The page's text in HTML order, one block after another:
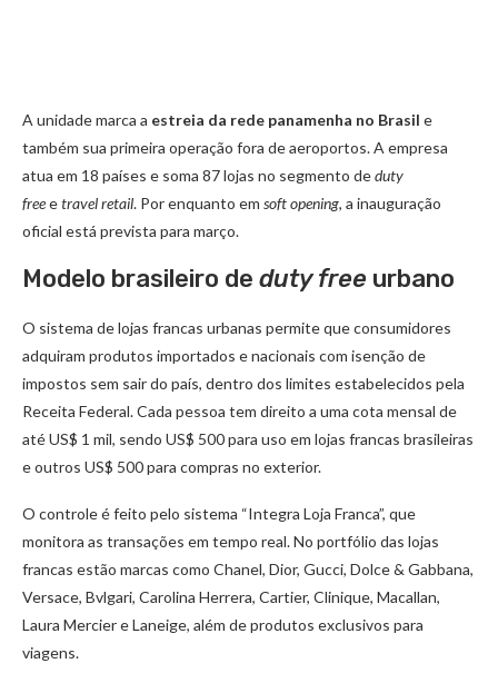
A unidade marca a estreia da rede panamenha no Brasil e
também sua primeira operação fora de aeroportos. A empresa
atua em 18 países e soma 87 lojas no segmento deduty
freeetravel retail. Por enquanto em soft opening, a inauguração
oficial está prevista para março.
Modelo brasileiro de duty free urbano
O sistema de lojas francas urbanas permite que consumidores
adquiram produtos importados e nacionais com isenção de
impostos sem sair do país, dentro dos limites estabelecidos pela
Receita Federal. Cada pessoa tem direito a uma cota mensal de
até US$ 1 mil, sendo US$ 500 para uso em lojas francas brasileiras
e outros US$ 500 para compras no exterior.
O controle é feito pelo sistema “Integra Loja Franca”, que
monitora as transações em tempo real. No portfólio das lojas
francas estão marcas como Chanel, Dior, Gucci, Dolce & Gabbana,
Versace, Bvlgari, Carolina Herrera, Cartier, Clinique, Macallan,
Laura Mercier e Laneige, além de produtos exclusivos para
viagens.